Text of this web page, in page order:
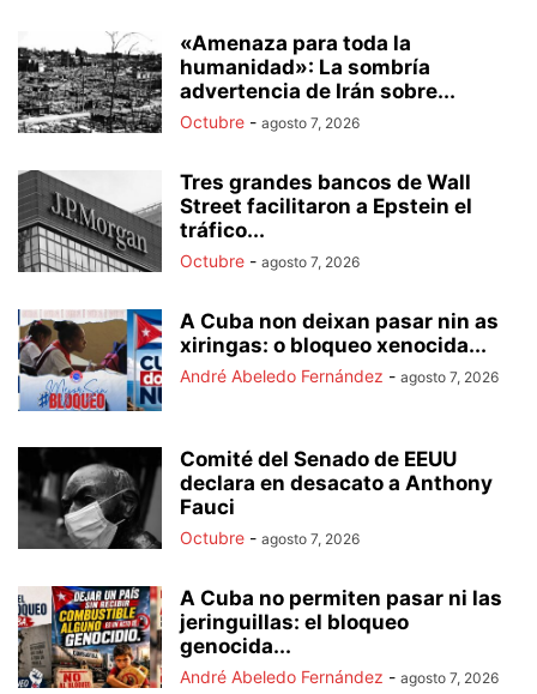
«Amenaza para toda la
humanidad»: La sombría
advertencia de Irán sobre...
Octubre - agosto 7, 2026
Tres grandes bancos de Wall
Street facilitaron a Epstein el
tráfico...
Octubre - agosto 7, 2026
A Cuba non deixan pasar nin as
xiringas: o bloqueo xenocida...
André Abeledo Fernández - agosto 7, 2026
Comité del Senado de EEUU
declara en desacato a Anthony
Fauci
Octubre - agosto 7, 2026
A Cuba no permiten pasar ni las
jeringuillas: el bloqueo
genocida...
André Abeledo Fernández - agosto 7, 2026